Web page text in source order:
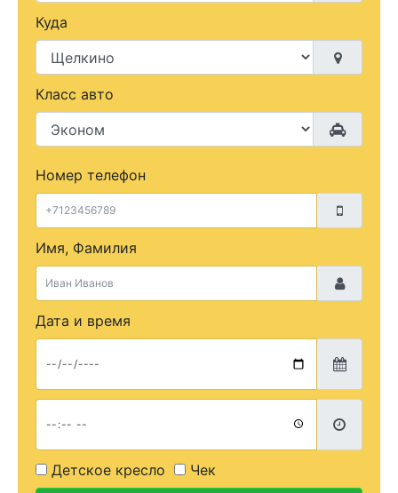
Куда
Класс авто
Номер телефон
Имя, Фамилия
Дата и время
Детское кресло
Чек